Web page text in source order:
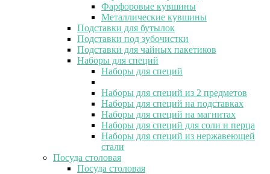
Фарфоровые кувшины
Металлические кувшины
Подставки для бутылок
Подставки под зубочистки
Подставки для чайных пакетиков
Наборы для специй
Наборы для специй
Наборы для специй из 2 предметов
Наборы для специй на подставках
Наборы для специй на магнитах
Наборы для специй для соли и перца
Наборы для специй из нержавеющей
стали
Посуда столовая
Посуда столовая